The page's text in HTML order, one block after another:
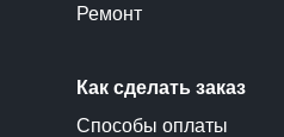
Ремонт
Как сделать заказ
Способы оплаты